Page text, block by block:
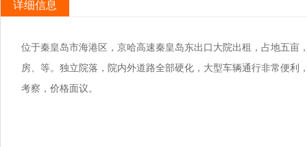
详细信息
位于秦皇岛市海港区，京哈高速秦皇岛东出口大院出租，占地五亩
房、等。独立院落，院内外道路全部硬化，大型车辆通行非常便
考察，价格面议。